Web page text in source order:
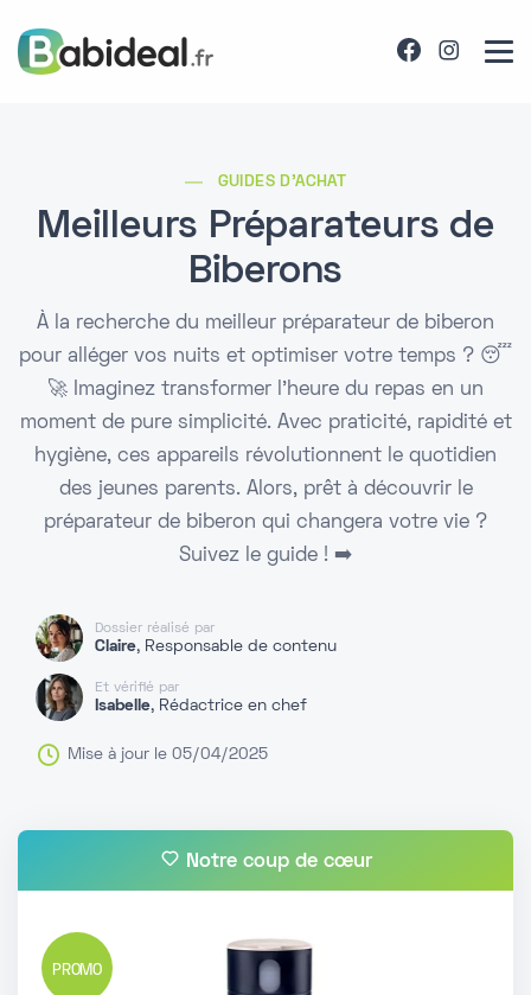
GUIDES D'ACHAT
Meilleurs Préparateurs de
Biberons
À la recherche du meilleur préparateur de biberon
pour alléger vos nuits et optimiser votre temps ? 😴
🚀 Imaginez transformer l'heure du repas en un
moment de pure simplicité. Avec praticité, rapidité et
hygiène, ces appareils révolutionnent le quotidien
des jeunes parents. Alors, prêt à découvrir le
préparateur de biberon qui changera votre vie ?
Suivez le guide ! ➡️
Dossier réalisé par
Claire, Responsable de contenu
Et vérifié par
Isabelle, Rédactrice en chef
Mise à jour le 05/04/2025
Notre coup de cœur
PROMO